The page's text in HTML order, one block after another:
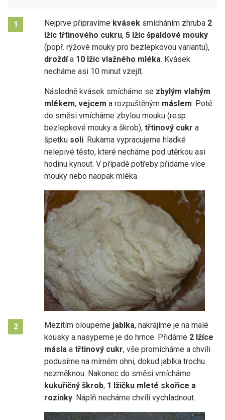
1 Nejprve připravíme kvásek smícháním zhruba 2
lžic třtinového cukru, 5 lžic špaldové mouky
(popř. rýžové mouky pro bezlepkovou variantu),
droždía 10 lžic vlažného mléka. Kvásek
necháme asi 10 minut vzejít.
Následně kvásek smícháme se zbylým vlahým
mlékem, vejcem a rozpuštěným máslem. Poté
do směsi vmícháme zbylou mouku (resp.
bezlepkové mouky a škrob), třtinový cukr a
špetku soli. Rukama vypracujeme hladké
nelepivé těsto, které necháme pod utěrkou asi
hodinu kynout. V případě potřeby přidáme více
mouky nebo naopak mléka.
2 Mezitím oloupeme jablka, nakrájíme je na malé
kousky a nasypeme je do hrnce. Přidáme 2 lžíce
másla a třtinový cukr, vše promícháme a chvíli
podusíme na mírném ohni, dokud jablka trochu
nezměknou. Nakonec do směsi vmícháme
kukuřičný škrob, 1 lžičku mleté skořice a
rozinky. Náplň necháme chvíli vychladnout.